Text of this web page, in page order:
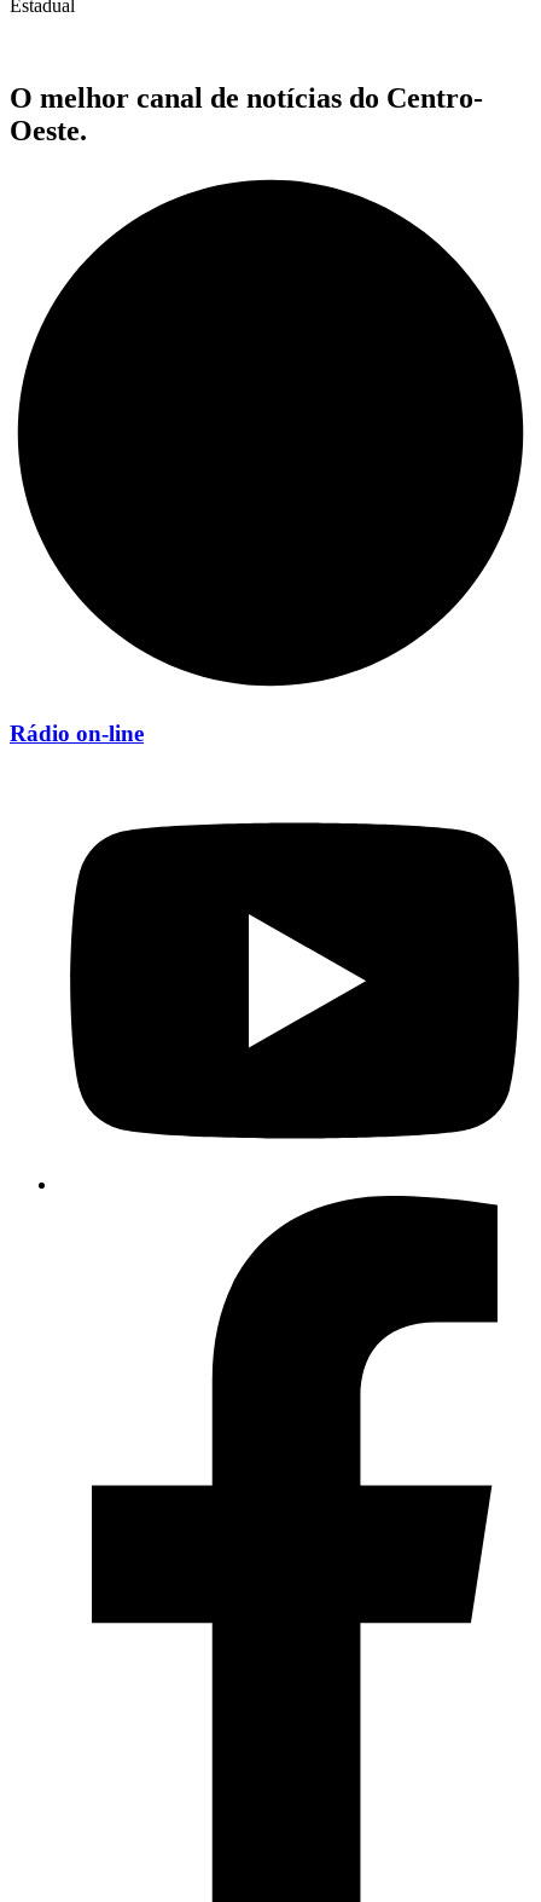
Estadual
O melhor canal de notícias do Centro-
Oeste.
Rádio on-line